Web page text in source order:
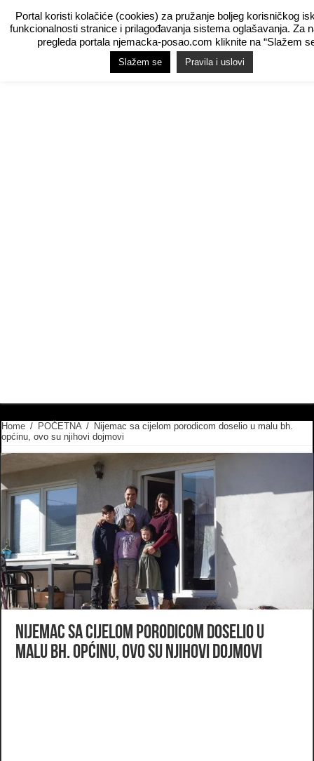
Home / POČETNA / Nijemac sa cijelom porodicom doselio u malu bh.
općinu, ovo su njihovi dojmovi
Nijemac sa cijelom porodicom doselio u
malu bh. općinu, ovo su njihovi dojmovi
Portal koristi kolačiće (cookies) za pružanje boljeg korisničkog
funkcionalnosti stranice i prilagođavanja sistema oglašavanja. Za
pregleda portala njemacka-posao.com kliknite na “Slažem
Slažem se Pravila i uslovi